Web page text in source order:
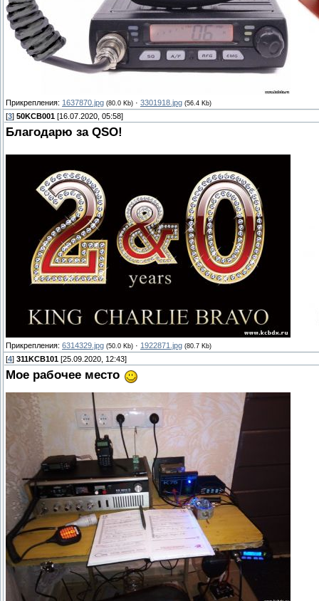
Прикрепления: 1637870.jpg (80.0 Kb) · 3301918.jpg (56.4 Kb)
[3] 50KCB001 [16.07.2020, 05:58]
Благодарю за QSO!
Прикрепления: 6314329.jpg (50.0 Kb) · 1922871.jpg (80.7 Kb)
[4] 311KCB101 [25.09.2020, 12:43]
Moе рабочее место